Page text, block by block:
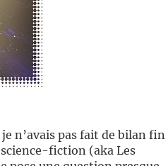
n’avais pas fait de bilan fin
fiction (aka Les